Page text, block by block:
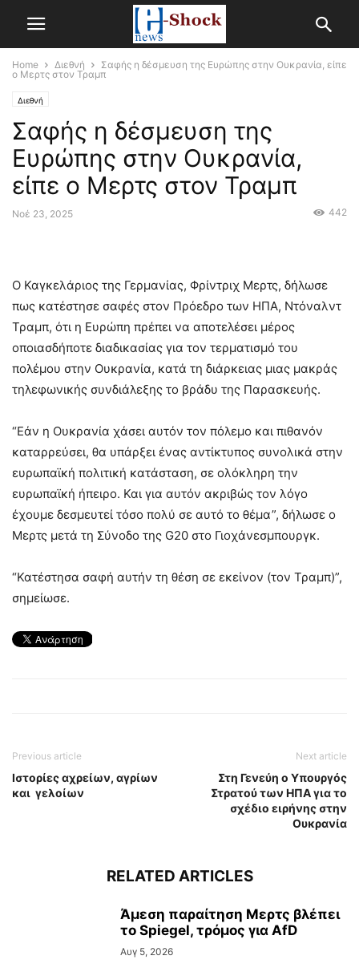
Home Διεθνή
Σαφής η δέσμευση της Ευρώπης στην Ουκρανία, είπε
ο Μερτς στον Τραμπ
Διεθνή
Σαφής η δέσμευση της
Ευρώπης στην Ουκρανία,
είπε ο Μερτς στον Τραμπ
Νοέ 23, 2025 442
Ο Καγκελάριος της Γερμανίας, Φρίντριχ Μερτς, δήλωσε
πως κατέστησε σαφές στον Πρόεδρο των ΗΠΑ, Ντόναλντ
Τραμπ, ότι η Ευρώπη πρέπει να αποτελέσει μέρος
οποιασδήποτε διαδικασίας για τον τερματισμό του
πολέμου στην Ουκρανία, κατά τη διάρκειας μιας μακράς
τηλεφωνικής συνδιάλεξης το βράδυ της Παρασκευής.
“Εάν η Ουκρανία χάσει αυτόν τον πόλεμο και πιθανόν
καταρρεύσει, θα υπάρξει ένας αντίκτυπος συνολικά στην
ευρωπαϊκή πολιτική κατάσταση, σε ολόκληρη την
ευρωπαϊκή ήπειρο. Και για αυτόν ακριβώς τον λόγο
έχουμε δεσμευτεί τόσο πολύ σε αυτό το θέμα”, δήλωσε ο
Μερτς μετά τη Σύνοδο της G20 στο Γιοχάνεσμπουργκ.
“Κατέστησα σαφή αυτήν τη θέση σε εκείνον (τον Τραμπ)”,
σημείωσε.
Previous article
Ιστορίες αχρείων, αγρίων
και γελοίων
Next article
Στη Γενεύη ο Υπουργός
Στρατού των ΗΠΑ για το
σχέδιο ειρήνης στην
Ουκρανία
RELATED ARTICLES
Άμεση παραίτηση Mερτς βλέπει
το Spiegel, τρόμος για AfD
Αυγ 5, 2026